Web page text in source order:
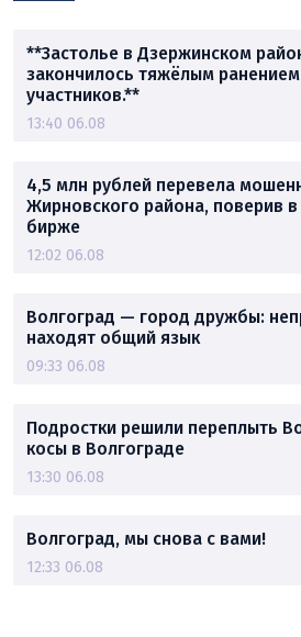
**Застолье в Дзержинском
закончилось тяжёлым
участников.**
13:40 06.08
4,5 млн рублей перевела
Жирновского района, поверив
бирже
12:02 06.08
Волгоград — город дружбы:
находят общий язык
09:33 06.08
Подростки решили переплыть
косы в Волгограде
13:30 06.08
Волгоград, мы снова с вами!
12:33 06.08